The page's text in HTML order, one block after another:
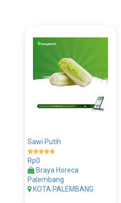
Sawi Putih
Rp0
Braya Horeca
Palembang
KOTA PALEMBANG